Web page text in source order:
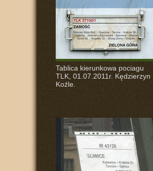
Tablica kierunkowa pociagu
TLK, 01.07.2011r. Kędzierzyn
Koźle.